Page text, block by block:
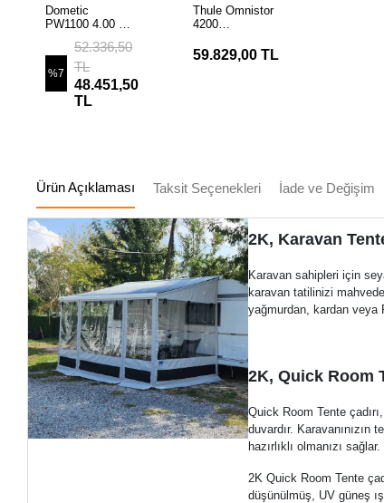
EKLE
Dometic
PW1100 4.00 x
Duvar Tipi
Karavan Tentesi
%7
52.336,50
TL
48.451,50
TL
Yok
Thule Omnistor
4200
Beyaz Duvar
Tipi Karavan
59.829,00 TL
Ürün Açıklaması Taksit Seçenekleri İade ve Değişim
2K, Karavan
Karavan sahipleri için
karavan tatilinizi
yağmurdan, kardan veya
2K, Quick Room
Quick Room Tente
duvardır.
hazırlıklı olmanızı sağlar.
2K Quick Room Tente
düşünülmüş, UV güneş